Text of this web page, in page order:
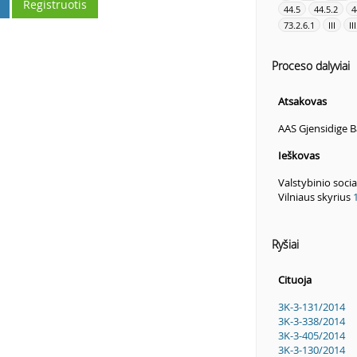
Registruotis
44.5
44.5.2
73.2.6.1
III
Proceso dalyviai
Atsakovas
AAS Gjensidige
Ieškovas
Valstybinio
Vilniaus skyrius
Ryšiai
Cituoja
3K-3-131/2014
3K-3-338/2014
3K-3-405/2014
3K-3-130/2014